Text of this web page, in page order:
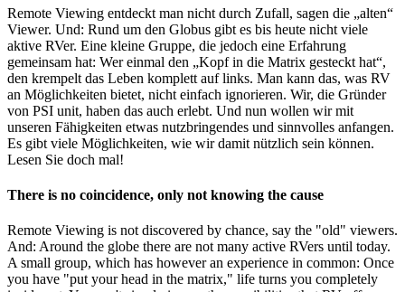
Bar
Area
Remote Viewing entdeckt man nicht durch Zufall, sagen die „alten“
Viewer. Und: Rund um den Globus gibt es bis heute nicht viele
aktive RVer. Eine kleine Gruppe, die jedoch eine Erfahrung
gemeinsam hat: Wer einmal den „Kopf in die Matrix gesteckt hat“,
den krempelt das Leben komplett auf links. Man kann das, was RV
an Möglichkeiten bietet, nicht einfach ignorieren. Wir, die Gründer
von PSI unit, haben das auch erlebt. Und nun wollen wir mit
unseren Fähigkeiten etwas nutzbringendes und sinnvolles anfangen.
Es gibt viele Möglichkeiten, wie wir damit nützlich sein können.
Lesen Sie doch mal!
There is no coincidence, only not knowing the cause
Remote Viewing is not discovered by chance, say the "old" viewers.
And: Around the globe there are not many active RVers until today.
A small group, which has however an experience in common: Once
you have "put your head in the matrix," life turns you completely